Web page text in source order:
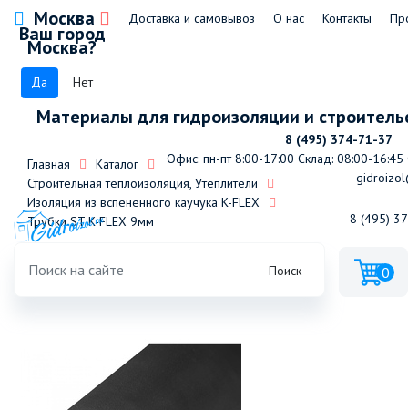
Москва
Ваш город
Москва?
Да Нет
Доставка и самовывоз О нас Контакты
Материалы для гидроизоляции и
8 (495) 374-71-37
Офис: пн-пт 8:00-17:00 Склад: 08:00-16:45
8 (495)
Поиск 0
Главная
Каталог
Строительная теплоизоляция, Утеплители
Изоляция из вспененного каучука K-FLEX
Трубки ST K-FLEX 9мм
Трубка K-FLEX 09x015-2 ST (2м)